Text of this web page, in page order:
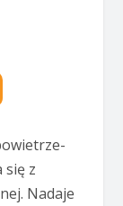
się z
Nadaje